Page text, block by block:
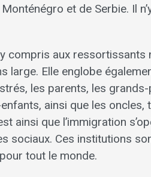
et de Serbie. Il
compris aux ressortissants
large. Elle englobe
les parents, les
ainsi que les oncles,
ainsi que l’immigration
sociaux. Ces institutions
tout le monde.